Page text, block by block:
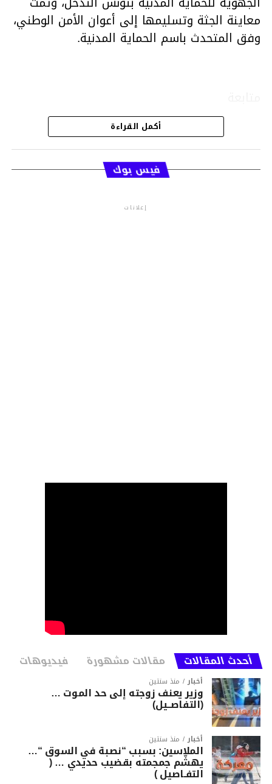
معاينة الجثة وتسليمها إلى أعوان الأمن الوطني،
وفق المتحدث باسم الحماية المدنية.
قسم الاخبار
أكمل القراءة
فيس بوك
إعلانات
أحدث المقالات مقالات مشهورة فيديوهات
أخبار منذ سنتين
وزير يعنف زوجته إلى حد الموت …
(التفاصــيل)
أخبار منذ سنتين
الملاسين: بسبب “نصبة في السوق “…
يهشّم جمجمته بقضيب حديدي … (
التفـاصيل )